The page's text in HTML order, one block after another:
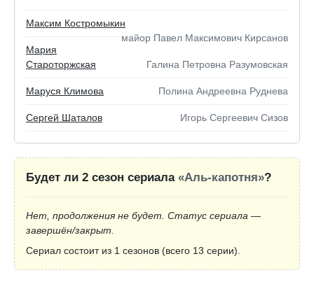
Максим Костромыкин
майор Павел Максимович Кирсанов
Мария
Староторжская
Галина Петровна Разумовская
Маруся Климова Полина Андреевна Руднева
Сергей Шаталов Игорь Сергеевич Сизов
Будет ли 2 сезон сериала «Аль-капотня»?
Нет, продолжения не будет. Статус сериала —
завершён/закрыт.
Сериал состоит из 1 сезонов (всего 13 серии).